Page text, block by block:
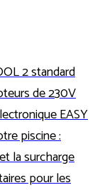
2 standard
de 230V
EASY
piscine :
la surcharge
pour les